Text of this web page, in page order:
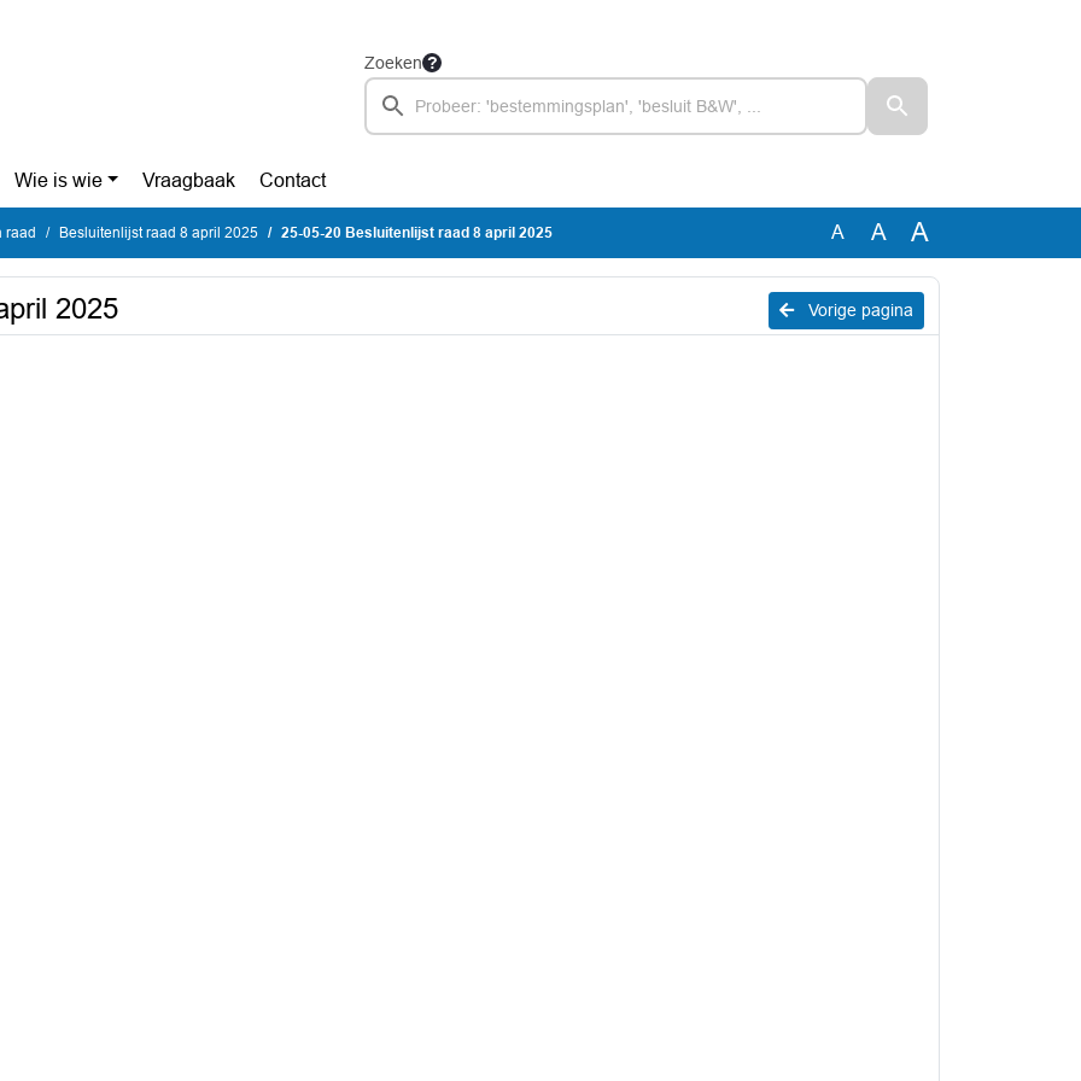
Zoeken
Wie is wie Vraagbaak Contact
raad Besluitenlijst raad 8 april 2025 25-05-20 Besluitenlijst raad 8 april 2025 A A A
Vorige pagina
2025